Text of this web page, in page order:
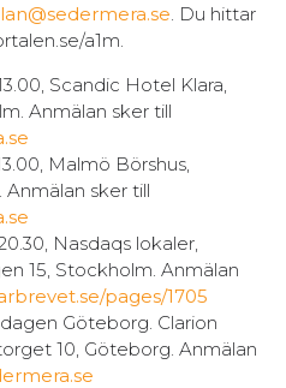
. Du hittar
a1m.
Scandic Hotel Klara,
Anmälan sker till
Malmö Börshus,
sker till
Nasdaqs lokaler,
15, Stockholm. Anmälan
pages/1705
Göteborg. Clarion
10, Göteborg. Anmälan